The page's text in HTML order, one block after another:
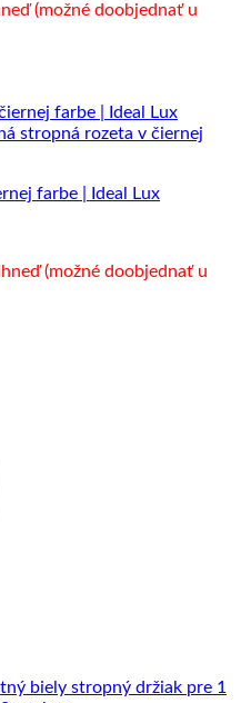
(možné doobjednať u
farbe | Ideal Lux
(možné doobjednať u